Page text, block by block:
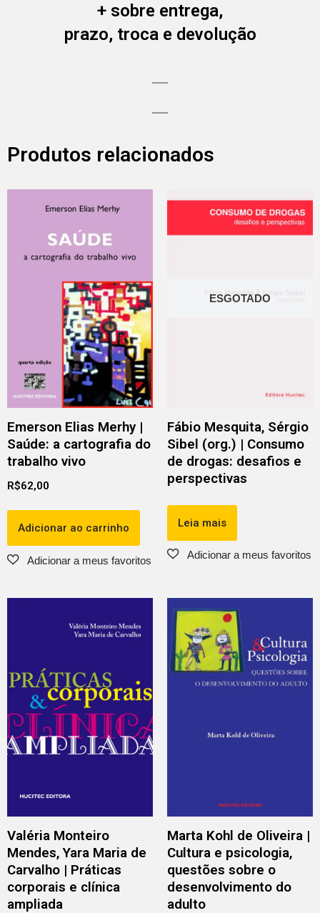
+ sobre entrega,
prazo, troca e devolução
Produtos relacionados
Emerson Elias Merhy |
Saúde: a cartografia do
trabalho vivo
R$62,00
Adicionar ao carrinho
ESGOTADO
Fábio Mesquita, Sérgio
Sibel (org.) | Consumo
de drogas: desafios e
perspectivas
Leia mais
Valéria Monteiro
Mendes, Yara Maria de
Carvalho | Práticas
corporais e clínica
ampliada
Marta Kohl de Oliveira |
Cultura e psicologia,
questões sobre o
desenvolvimento do
adulto